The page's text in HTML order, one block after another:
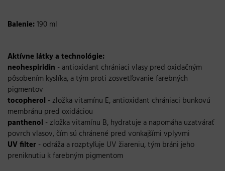
Balenie:190 ml
Aktívne látky a technológie:
neohespiridin - antioxidant chrániaci vlasy pred oxidačným
pôsobením kyslíka, a tým proti zosvetľovanie farebných
pigmentov
tocopherol - zložka vitamínu E, antioxidant chrániaci bunkovú
membránu pred oxidáciou
panthenol - zložka vitamínu B, hydratuje a napomáha uzatvárať
povrch vlasov, čím sú chránené pred vonkajšími vplyvmi
UV filter - odráža a rozptyľuje UV žiareniu, tým bráni jeho
preniknutiu k farebným pigmentom